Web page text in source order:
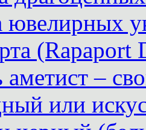
ювелирных
(Rapaport
–
или